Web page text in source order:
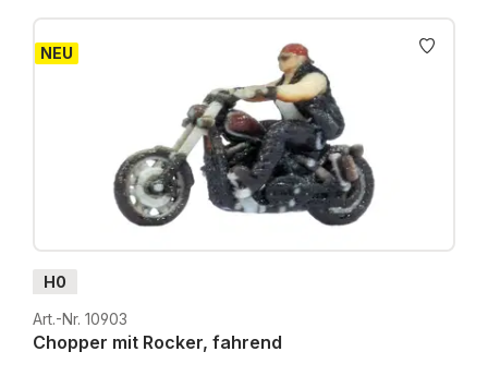
NEU
H0
Art.-Nr. 10903
Chopper mit Rocker, fahrend